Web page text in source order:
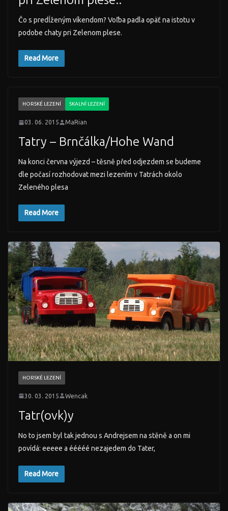
Čo s predĺženým víkendom? Voľba padla opäť na istotu v
podobe chaty pri Zelenom plese.
Read More
HORSKÉ LEZENÍ SKALNÍ LEZENÍ
03. 06. 2015 MaRian
Tatry – Brnčálka/Hohe Wand
Na konci června výjezd – těsně před odjezdem se budeme
dle počasí rozhodovat mezi lezením v Tatrách okolo
Zeleného plesa
Read More
HORSKÉ LEZENÍ
30. 03. 2015 Wencak
Tatr(ovk)y
No to jsem byl tak jednou s Andrejsem na stěně a on mi
povídá: eeeee a ééééé nezajedem do Tater,
Read More